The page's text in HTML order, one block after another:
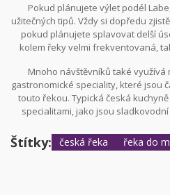
pokračovat až do Drážďan, kde
městské
Pokud plánujete výlet podél
užitečných tipů. Vždy si dopředu
pokud plánujete splavovat delší
kolem řeky velmi frekventovaná,
vhodné mít dobře připravené kolo
typy terénů, které kolem
Mnoho návštěvníků také
gastronomické speciality, které jsou
touto řekou. Typická česká
specialitami, jako jsou
Štítky: česká řeka řeka do